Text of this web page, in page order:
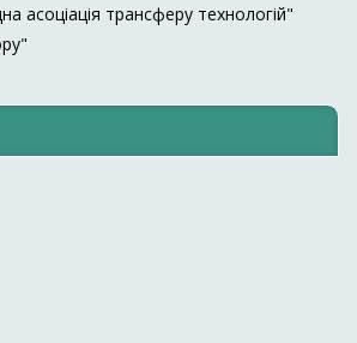
асоціація трансферу технологій"